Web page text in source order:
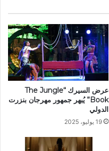
عرض السيرك “The Jungle
Book” يُبهر جمهور مهرجان بنزرت
الدولي
19 يوليو، 2025